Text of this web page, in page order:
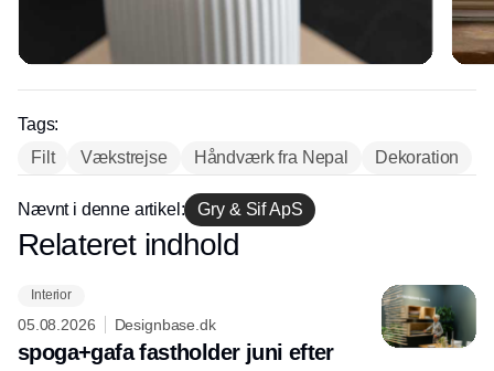
Tags:
Filt
Vækstrejse Håndværk fra Nepal Dekoration
Nævnt i denne artikel: Gry & Sif ApS
Annonce
Relateret indhold
Interior
05.08.2026 Designbase.dk
spoga+gafa fastholder juni efter